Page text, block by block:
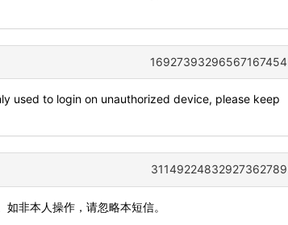
16927393296567167454
used to login on unauthorized device, please keep
31149224832927362789
非本人操作，请忽略本短信。